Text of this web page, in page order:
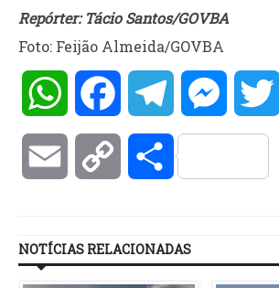
Repórter: Tácio Santos/GOVBA
Foto: Feijão Almeida/GOVBA
WhatsAppFacebookTelegram
Email Copy Compartilhar
NOTÍCIAS RELACIONADAS